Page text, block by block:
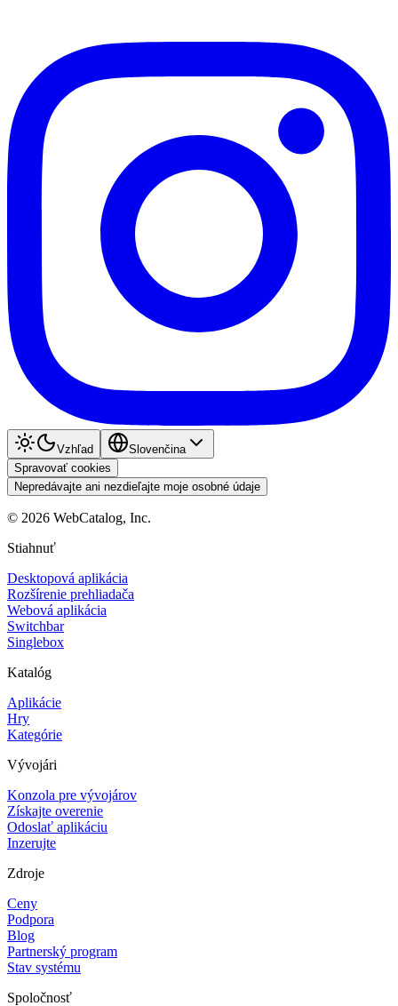
Vzhľad
Slovenčina
Spravovať cookies
Nepredávajte ani nezdieľajte moje osobné údaje
© 2026 WebCatalog, Inc.
Stiahnuť
Desktopová aplikácia
Rozšírenie prehliadača
Webová aplikácia
Switchbar
Singlebox
Katalóg
Aplikácie
Hry
Kategórie
Vývojári
Konzola pre vývojárov
Získajte overenie
Odoslať aplikáciu
Inzerujte
Zdroje
Ceny
Podpora
Blog
Partnerský program
Stav systému
Spoločnosť